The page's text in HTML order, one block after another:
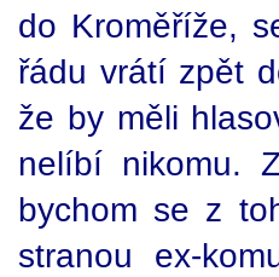
do Kroměříže,
řádu vrátí zpět
že by měli
nelíbí nikomu.
bychom se z
stranou ex-